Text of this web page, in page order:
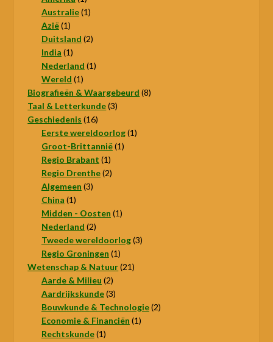
product
Australie 11
Azië 11
product
Duitsland 22
India 11
product
Nederland 11
Wereld 11
product
Biografieën & Waargebeurd 88
Taal & Letterkunde 33
Geschiedenis 1616
producten
Eerste wereldoorlog 11
Groot-Brittannië 11
Regio Brabant 11
product
Regio Drenthe 22
Algemeen 33
China 11
product
Midden - Oosten 11
Nederland 22
producten
Tweede wereldoorlog 33
Regio Groningen 11
product
Wetenschap & Natuur 2121
Aarde & Milieu 22
producten
Aardrijkskunde 33
producten
Bouwkunde & Technologie 22
Economie & Financiën 11
Rechtskunde 11